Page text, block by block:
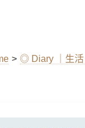
> ◎ Diary ｜生活